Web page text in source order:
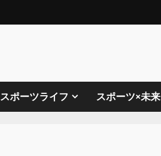
スポーツライフ スポーツ×未来